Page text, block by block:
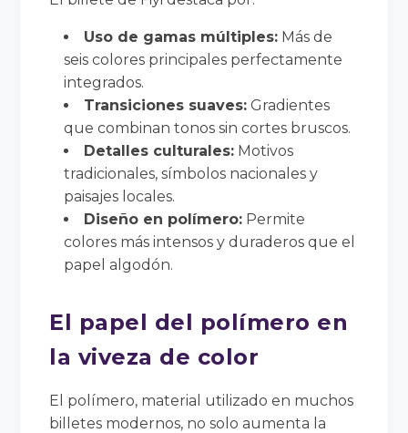
Uso de gamas múltiples: Más de
seis colores principales perfectamente
integrados.
Transiciones suaves: Gradientes
que combinan tonos sin cortes bruscos.
Detalles culturales: Motivos
tradicionales, símbolos nacionales y
paisajes locales.
Diseño en polímero: Permite
colores más intensos y duraderos que el
papel algodón.
El papel del polímero en
la viveza de color
El polímero, material utilizado en muchos
billetes modernos, no solo aumenta la